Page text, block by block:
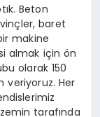
Beton
baret
makine
almak için ön
olarak 150
veriyoruz. Her
tarafında